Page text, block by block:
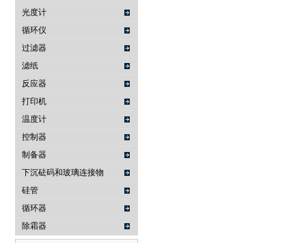
光度计
循环仪
过滤器
滤纸
反应器
打印机
温度计
控制器
制备器
下沉砝码和玻璃连接物
硅管
循环器
除霜器